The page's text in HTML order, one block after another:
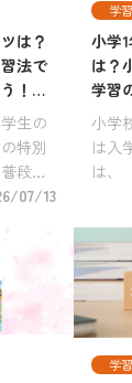
[…]
は？
法で
！小
材
生の
特別
段は
をした
期休
みの
習ス
則正
し
07/13
学習
小学
は？
学習
よう
小学
は入
は、
こ
たい
もに
の
った
のち
[…]学習